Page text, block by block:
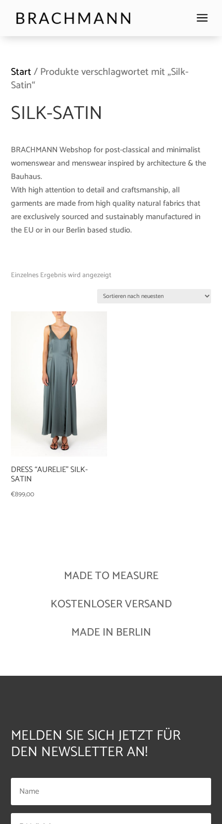
a
Start/ Produkte verschlagwortet mit „Silk-
Satin“
SILK-SATIN
BRACHMANN Webshop for post-classical and minimalist
womenswear and menswear inspired by architecture & the
Bauhaus.
With high attention to detail and craftsmanship, all
garments are made from high quality natural fabrics that
are exclusively sourced and sustainably manufactured in
the EU or in our Berlin based studio.
Einzelnes Ergebnis wird angezeigt
DRESS “AURELIE” SILK-
SATIN
€899,00
MADE TO MEASURE
KOSTENLOSER VERSAND
MADE IN BERLIN
MELDEN SIE SICH JETZT FÜR
DEN NEWSLETTER AN!